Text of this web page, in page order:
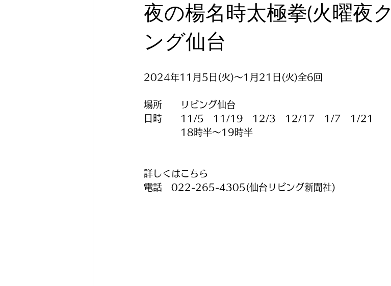
夜の楊名時太極拳(火曜夜
ング仙台
2024年11月5日(火)～1月21日(火)全6回
場所　　リビング仙台
日時　　11/5　11/19　12/3　12/17　1/7　1/21
18時半～19時半
詳しくはこちら
電話　022-265-4305(仙台リビング新聞社)